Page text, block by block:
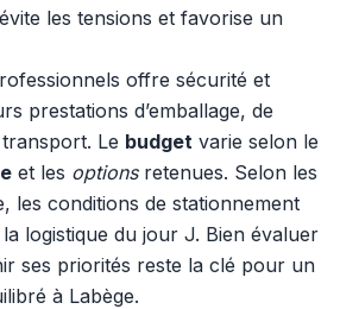
les tensions et favorise un
offre sécurité et
prestations d’emballage, de
Le budget varie selon le
et les optionsretenues. Selon les
les conditions de stationnement
logistique du jour J. Bien évaluer
ses priorités reste la clé pour un
à Labège.